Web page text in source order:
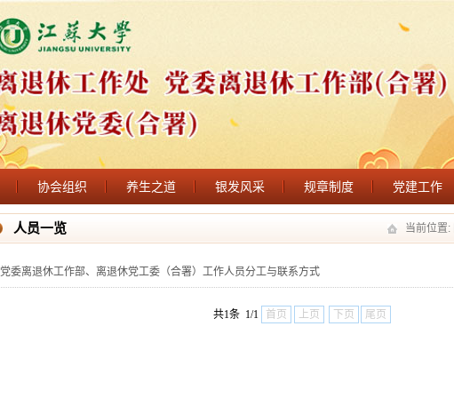
协会组织 养生之道 银发风采 规章制度 党建工作
人员一览 当前位置:
党委离退休工作部、离退休党工委（合署）工作人员分工与联系方式
共1条 1/1 首页 上页 下页 尾页